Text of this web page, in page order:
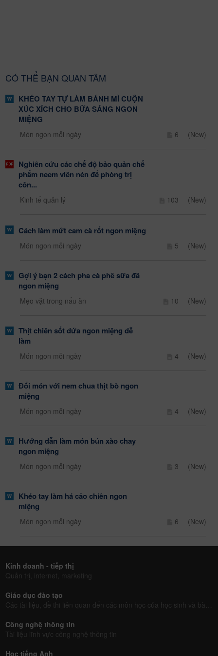
CÓ THỂ BẠN QUAN TÂM
KHÉO TAY TỰ LÀM BÁNH MÌ CUỘN
XÚC XÍCH CHO BỮA SÁNG NGON
MIỆNG
Món ngon mỗi ngày 6 (New)
Nghiên cứu các chế độ bảo quản chế
phẩm neem viên nén để phòng trị
côn...
Kinh tế quản lý 103 (New)
Cách làm mứt cam cà rốt ngon miệng
Món ngon mỗi ngày 5 (New)
Gợi ý bạn 2 cách pha cà phê sữa đã
ngon miệng
Mẹo vặt trong nấu ăn 10 (New)
Thịt chiên sốt dứa ngon miệng dễ
làm
Món ngon mỗi ngày 4 (New)
Đổi món với nem chua thịt bò ngon
miệng
Món ngon mỗi ngày 4 (New)
Hướng dẫn làm món bún xào chay
ngon miệng
Món ngon mỗi ngày 3 (New)
Khéo tay làm há cảo chiên ngon
miệng
Món ngon mỗi ngày 6 (New)
Kinh doanh - tiếp thị
Quản trị, internet, marketing
Giáo dục đào tạo
Công nghệ thông tin
Tài liệu lĩnh vực công nghệ thông tin
Học tiếng Anh